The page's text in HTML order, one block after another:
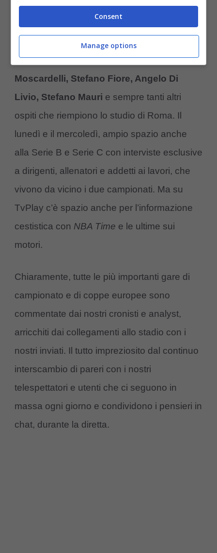
Nel prime-time, invece, lo show
conex stelle della Serie A, tra cui Davide
Moscardelli, Stefano Fiore, Angelo Di
Livio, Stefano Mauri e sempre tanti altri
ospiti che riempiono lo studio di Roma. Il
lunedì e il mercoledì, ampio spazio anche
alla Serie B e Serie C con interviste esclusive
a dirigenti, allenatori e addetti ai lavori, che
vivono da vicino i due campionati. Ma su
TvPlay c’è spazio anche per l’informazione
cestistica con NBA Time e le ultime sui
motori.
Chiaramente, tutte le più importanti gare di
campionato e di coppe europee sono
commentate dai nostri cronisti e analyst,
arricchiti dai collegamenti allo stadio con i
nostri inviati. Il tutto impreziosito dal continuo
interscambio di pareri con i nostri
telespettatori e utenti che ci seguono in
massa ogni giorno e condividono i pensieri in
chat, durante la diretta.
Consent
Manage options